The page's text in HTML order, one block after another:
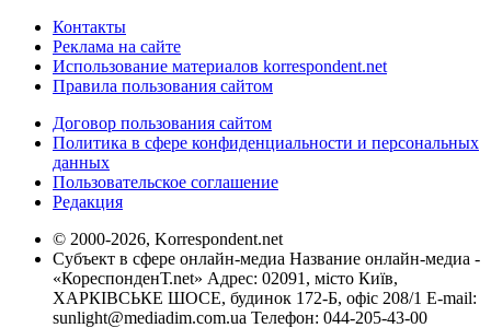
Контакты
Реклама на сайте
Использование материалов korrespondent.net
Правила пользования сайтом
Договор пользования сайтом
Политика в сфере конфиденциальности и персональных
данных
Пользовательское соглашение
Редакция
© 2000-2026, Korrespondent.net
Субъект в сфере онлайн-медиа Название онлайн-медиа -
«КореспонденТ.net» Адрес: 02091, місто Київ,
ХАРКІВСЬКЕ ШОСЕ, будинок 172-Б, офіс 208/1 E-mail:
sunlight@mediadim.com.ua Телефон: 044-205-43-00